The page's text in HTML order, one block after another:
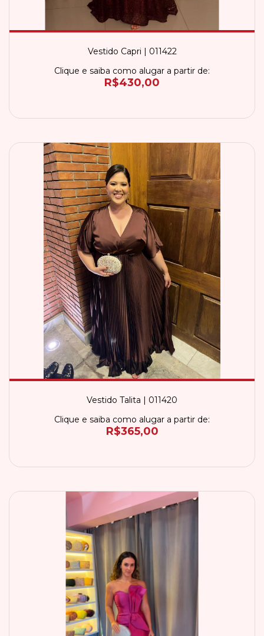
Vestido Capri | 011422
Clique e saiba como alugar a partir de:
R$430,00
Vestido Talita | 011420
Clique e saiba como alugar a partir de:
R$365,00